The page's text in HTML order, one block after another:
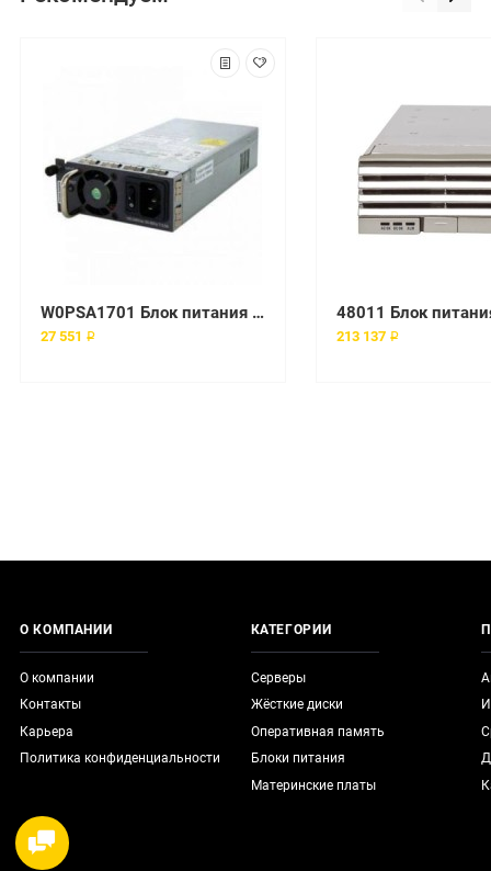
W0PSA1701 Блок питания Huawei 170 Вт AC
27 551 ₽ 213 137 ₽
О КОМПАНИИ
О компании
Контакты
Карьера
Политика конфиденциальности
КАТЕГОРИИ
Серверы
Жёсткие диски
Оперативная память
Блоки питания
Материнские платы